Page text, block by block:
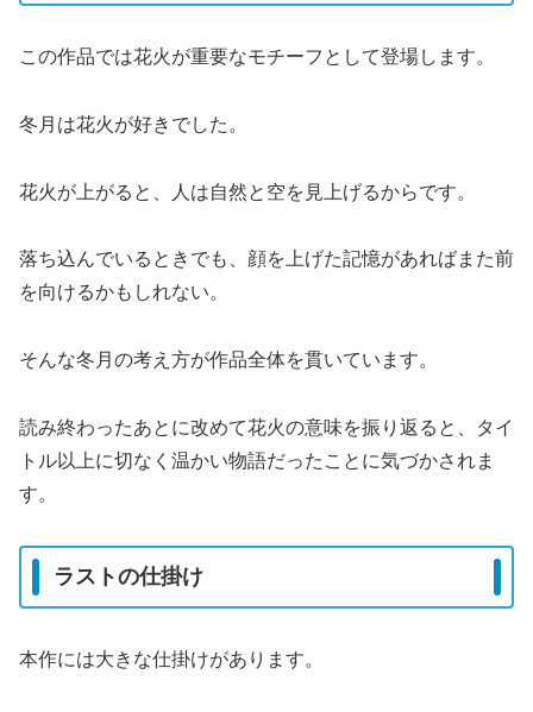
この作品では花火が重要なモチーフとして登場します。
冬月は花火が好きでした。
花火が上がると、人は自然と空を見上げるからです。
落ち込んでいるときでも、顔を上げた記憶があればまた前
を向けるかもしれない。
そんな冬月の考え方が作品全体を貫いています。
読み終わったあとに改めて花火の意味を振り返ると、タイ
トル以上に切なく温かい物語だったことに気づかされま
す。
ラストの仕掛け
本作には大きな仕掛けがあります。